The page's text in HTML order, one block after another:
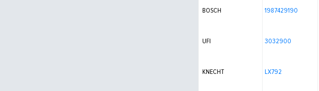
BOSCH 1987429190
UFI 3032900
KNECHT LX792